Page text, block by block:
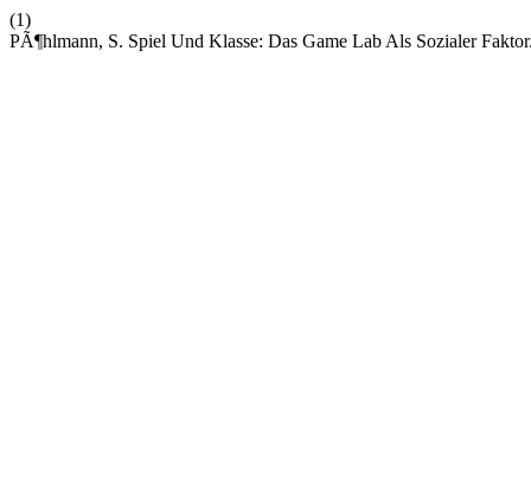
(1)
PÃ¶hlmann, S. Spiel Und Klasse: Das Game Lab Als Sozialer